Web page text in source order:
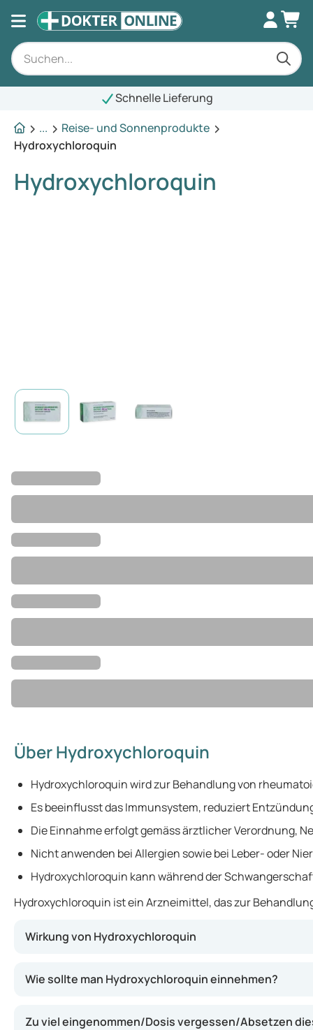
Schnelle Lieferung
...
Reise- und Sonnenprodukte
Hydroxychloroquin
Hydroxychloroquin
Über Hydroxychloroquin
Hydroxychloroquin wird zur Behandlung von
Es beeinflusst das Immunsystem, reduziert
Die Einnahme erfolgt gemäss ärztlicher Verordnung,
Nicht anwenden bei Allergien sowie bei Leber- oder
Hydroxychloroquin kann während der
Hydroxychloroquin ist ein Arzneimittel, das zur
Wirkung von Hydroxychloroquin
Wie sollte man Hydroxychloroquin einnehmen?
Zu viel eingenommen/Dosis vergessen/Absetzen